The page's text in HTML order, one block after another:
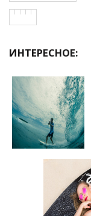
ИНТЕРЕСНОЕ: